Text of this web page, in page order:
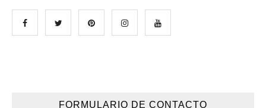
FORMULARIO DE CONTACTO